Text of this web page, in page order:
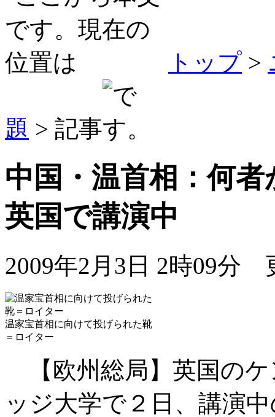
トップ >
題 > 記事
中国・温首相：何
英国で講演中
2009年2月3日 2時09分
温家宝首相に向けて投げられた靴
＝ロイター
【欧州総局】英国の
ッジ大学で２日、講演